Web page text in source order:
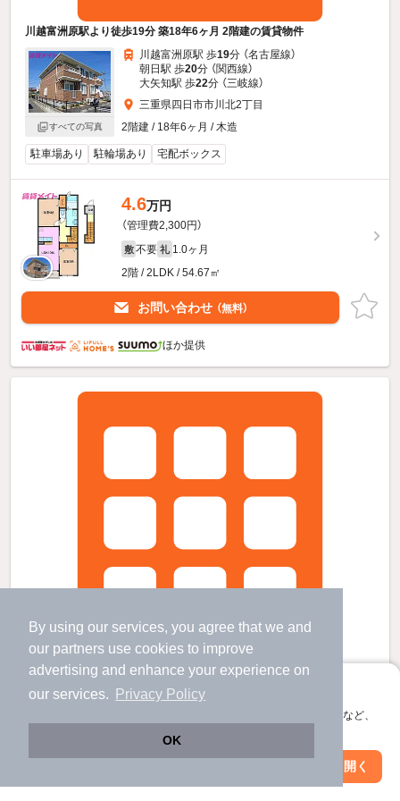
By using our services, you agree that we and
our partners use cookies to improve
advertising and enhance your experience on
our services.
Privacy Policy
OK
アプリに切り替えて、サクサクお部屋探し
会員登録なしですぐ使える。マップ検索やお気に入り保存など、
アプリを開く
川越富洲原駅より徒歩19分 築18年6ヶ月 2階建の賃貸物件
すべての写真
川越富洲原駅 歩19分 （名古屋線）
朝日駅 歩20分 （関西線）
大矢知駅 歩22分 （三岐線）
三重県四日市市川北2丁目
2階建 / 18年6ヶ月 / 木造
駐車場あり 駐輪場あり 宅配ボックス
4.6万円
（管理費2,300円）
敷 不要 礼 1.0ヶ月
2階 / 2LDK / 54.67㎡
お問い合わせ （無料）
ほか提供
朝日駅 歩20分 （関西線）
絞り込み条件を変更